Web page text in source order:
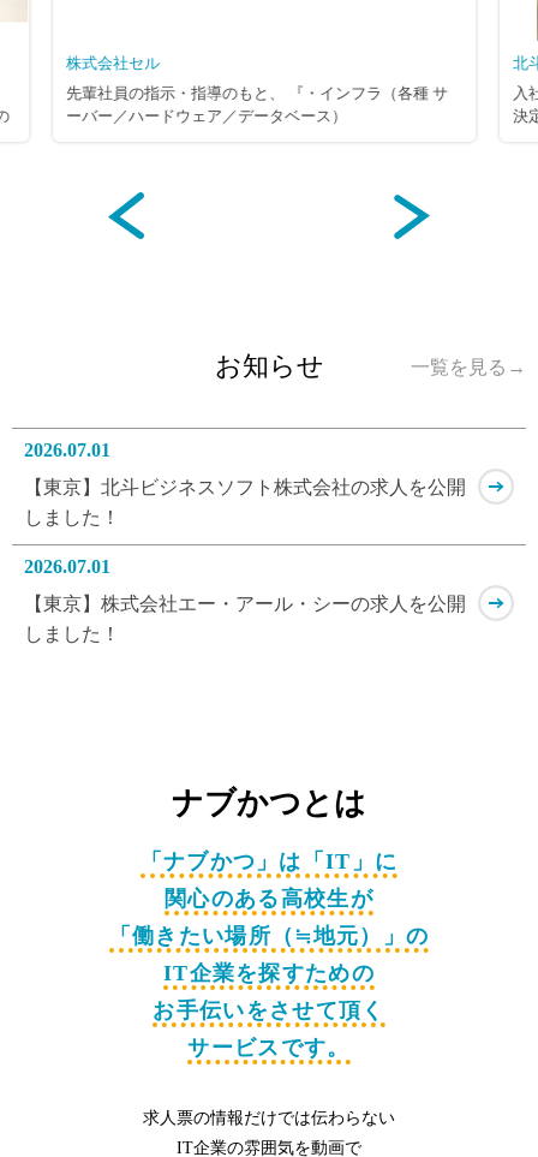
指導のもと、 『・インフラ（各種 サ
ードウェア／データベース）
さまざまなお客様より依頼される、
ワークの設計～構築をおこないます。
北斗ビジネスソフト株式会
入社後約２～３ヶ月の研
決定致します。 （１）コ
保守員手配など （２）ソ
・サーバ/ネットワー
お知らせ 一覧を見る→
2026.07.01
【東京】北斗ビジネスソフト株式会社の求人を公開
しました！
2026.07.01
【東京】株式会社エー・アール・シーの求人を公開
しました！
ナブかつとは
「ナブかつ」は「IT」に
関心のある高校生が
「働きたい場所（≒地元）」の
IT企業を探すための
お手伝いをさせて頂く
サービスです。
求人票の情報だけでは伝わらない
IT企業の雰囲気を動画で